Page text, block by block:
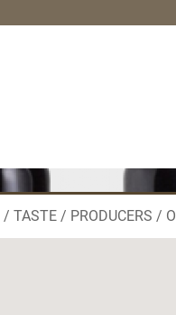
TASTE PRODUCERS